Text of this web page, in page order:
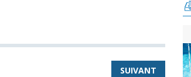
SUIVANT